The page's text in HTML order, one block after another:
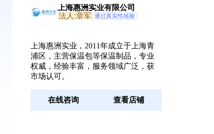
上海惠洲实业有限公司
法人:章军 通过真实性核验
上海惠洲实业，2011年成立于上海青
浦区，主营保温包等保温制品，专业
权威，经验丰富，服务领域广泛，获
市场认可。
在线咨询 查看店铺